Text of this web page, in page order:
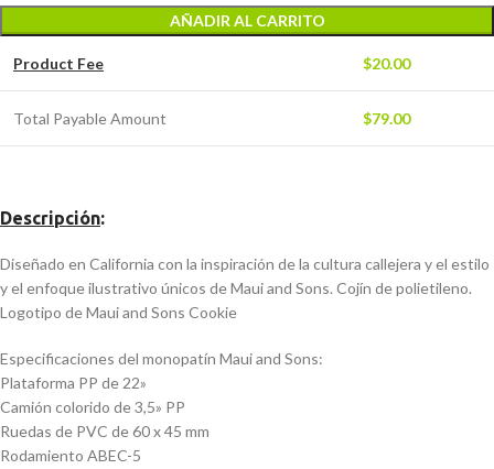
AÑADIR AL CARRITO
Product Fee $20.00
Total Payable Amount $79.00
Descripción:
Diseñado en California con la inspiración de la cultura callejera y el estilo
y el enfoque ilustrativo únicos de Maui and Sons. Cojín de polietileno.
Logotipo de Maui and Sons Cookie
Especificaciones del monopatín Maui and Sons:
Plataforma PP de 22»
Camión colorido de 3,5» PP
Ruedas de PVC de 60 x 45 mm
Rodamiento ABEC-5